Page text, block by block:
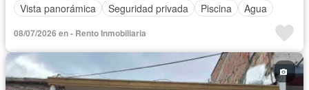
Vista panorámica
Seguridad privada Piscina Agua
08/07/2026 en - Rento Inmobiliaria